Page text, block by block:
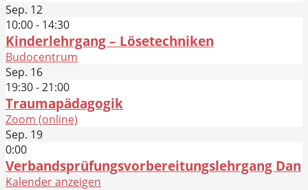
Sep. 12
10:00- 14:30
Kinderlehrgang – Lösetechniken
Budocentrum
Sep. 16
19:30-21:00
Traumapädagogik
Zoom (online)
Sep. 19
0:00
Verbandsprüfungsvorbereitungslehrgang Dan
Kalender anzeigen